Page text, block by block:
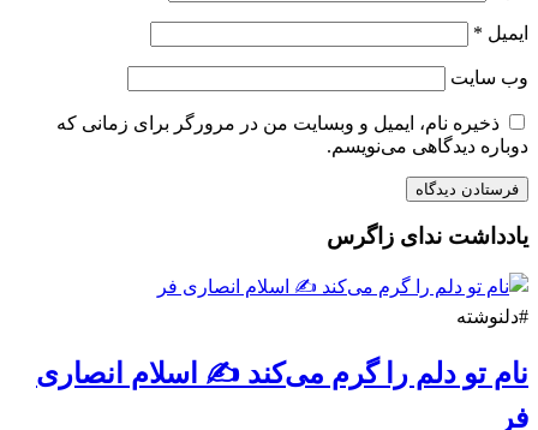
ایمیل *
وب‌ سایت
ذخیره نام، ایمیل و وبسایت من در مرورگر برای زمانی که
دوباره دیدگاهی می‌نویسم.
یادداشت ندای زاگرس
#دلنوشته
نام تو دلم را گرم می‌کند ✍️ اسلام انصاری
فر